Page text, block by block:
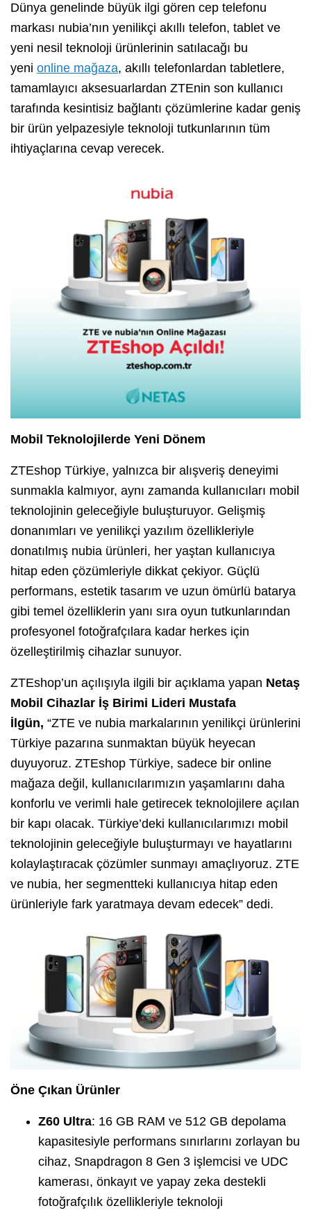
Dünya genelinde büyük ilgi gören cep telefonu
markası nubia’nın yenilikçi akıllı telefon, tablet ve
yeni nesil teknoloji ürünlerinin satılacağı bu
yeni online mağaza, akıllı telefonlardan tabletlere,
tamamlayıcı aksesuarlardan ZTEnin son kullanıcı
tarafında kesintisiz bağlantı çözümlerine kadar geniş
bir ürün yelpazesiyle teknoloji tutkunlarının tüm
ihtiyaçlarına cevap verecek.
Mobil Teknolojilerde Yeni Dönem
ZTEshop Türkiye, yalnızca bir alışveriş deneyimi
sunmakla kalmıyor, aynı zamanda kullanıcıları mobil
teknolojinin geleceğiyle buluşturuyor. Gelişmiş
donanımları ve yenilikçi yazılım özellikleriyle
donatılmış nubia ürünleri, her yaştan kullanıcıya
hitap eden çözümleriyle dikkat çekiyor. Güçlü
performans, estetik tasarım ve uzun ömürlü batarya
gibi temel özelliklerin yanı sıra oyun tutkunlarından
profesyonel fotoğrafçılara kadar herkes için
özelleştirilmiş cihazlar sunuyor.
ZTEshop’un açılışıyla ilgili bir açıklama yapan Netaş
Mobil Cihazlar İş Birimi Lideri Mustafa
İlgün, “ZTE ve nubia markalarının yenilikçi ürünlerini
Türkiye pazarına sunmaktan büyük heyecan
duyuyoruz. ZTEshop Türkiye, sadece bir online
mağaza değil, kullanıcılarımızın yaşamlarını daha
konforlu ve verimli hale getirecek teknolojilere açılan
bir kapı olacak. Türkiye’deki kullanıcılarımızı mobil
teknolojinin geleceğiyle buluşturmayı ve hayatlarını
kolaylaştıracak çözümler sunmayı amaçlıyoruz. ZTE
ve nubia, her segmentteki kullanıcıya hitap eden
ürünleriyle fark yaratmaya devam edecek” dedi.
Öne Çıkan Ürünler
Z60 Ultra: 16 GB RAM ve 512 GB depolama
kapasitesiyle performans sınırlarını zorlayan bu
cihaz, Snapdragon 8 Gen 3 işlemcisi ve UDC
kamerası, önkayıt ve yapay zeka destekli
fotoğrafçılık özellikleriyle teknoloji